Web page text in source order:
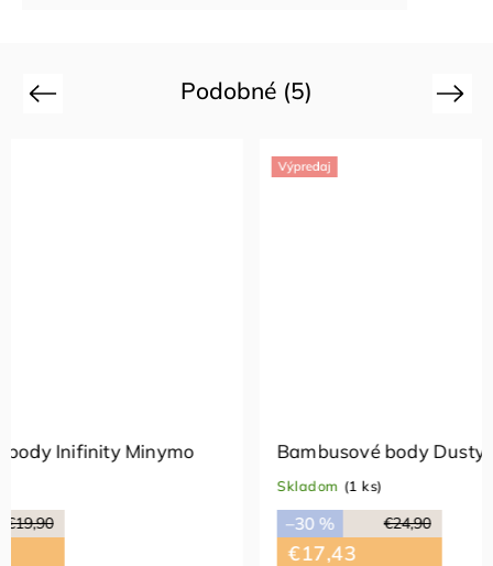
Podobné (5)
Previous
Bambusové body Dusty blue CeLaVi
–30 % –50 %
Next